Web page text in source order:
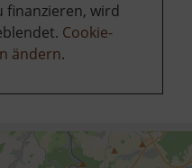
finanzieren, wird
Cookie-
ändern.